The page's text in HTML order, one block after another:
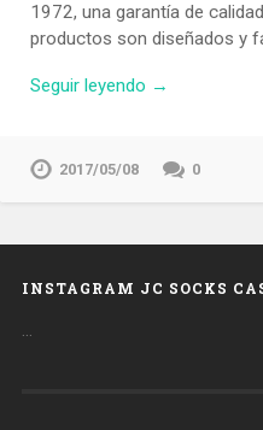
1972, una garantía de
productos son diseñados y
Seguir leyendo →
2017/05/08 0
INSTAGRAM JC SOCKS
…